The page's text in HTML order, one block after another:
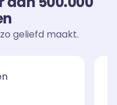
geliefd maakt.